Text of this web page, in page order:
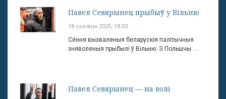
Павел Севярынец прыбыў у Вільню
18 снежня 2025, 18:03
Сёння вызваленыя беларускія палітычныя
зняволеныя прыбылі ў Вільню. З Польшчы ...
Павел Севярынец — на волі